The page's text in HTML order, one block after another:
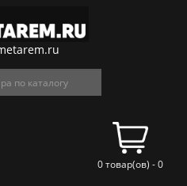
0 товар(ов) - 0